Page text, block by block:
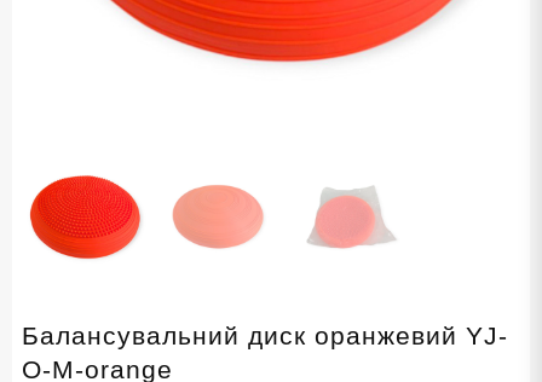
Балансувальний диск оранжевий YJ-
O-M-orange